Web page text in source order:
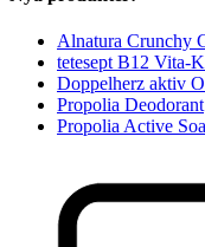
Alnatura Crunchy
tetesept B12 Vita-
Doppelherz aktiv
Propolia Deodorant
Propolia Active